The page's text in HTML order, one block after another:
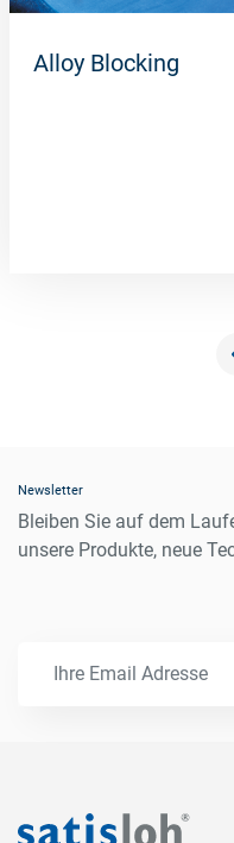
Alloy Blocking
Newsletter
Bleiben Sie auf dem
unsere Produkte, neue